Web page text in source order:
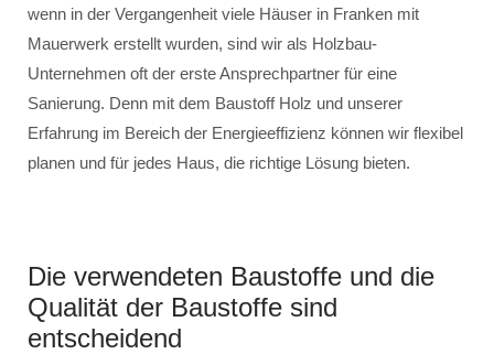
wenn in der Vergangenheit viele Häuser in Franken mit
Mauerwerk erstellt wurden, sind wir als Holzbau-
Unternehmen oft der erste Ansprechpartner für eine
Sanierung. Denn mit dem Baustoff Holz und unserer
Erfahrung im Bereich der Energieeffizienz können wir flexibel
planen und für jedes Haus, die richtige Lösung bieten.
Die verwendeten Baustoffe und die
Qualität der Baustoffe sind
entscheidend